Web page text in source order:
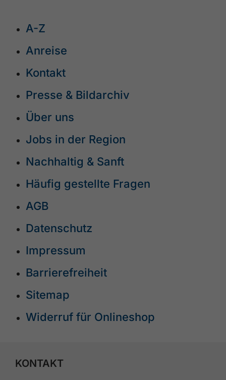
A-Z
Anreise
Kontakt
Presse & Bildarchiv
Über uns
Jobs in der Region
Nachhaltig & Sanft
Häufig gestellte Fragen
AGB
Datenschutz
Impressum
Barrierefreiheit
Sitemap
Widerruf für Onlineshop
KONTAKT